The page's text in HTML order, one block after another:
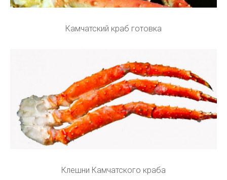
Камчатский краб готовка
Клешни Камчатского краба